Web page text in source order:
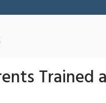
Trained